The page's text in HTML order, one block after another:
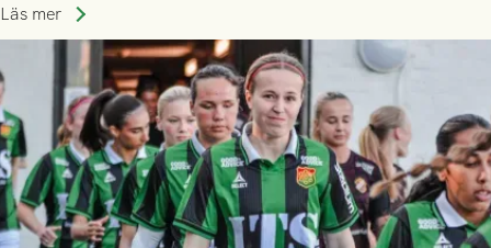
ännu inte har någon biljett kan anmäla ditt intresse. Du kan
inte själv överlåta din biljett till någon annan.
Läs mer